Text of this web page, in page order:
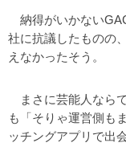
納得がいかない
社に抗議したものの
えなかったそう。
まさに芸能人なら
も「そりゃ運営側も
ッチングアプリで出